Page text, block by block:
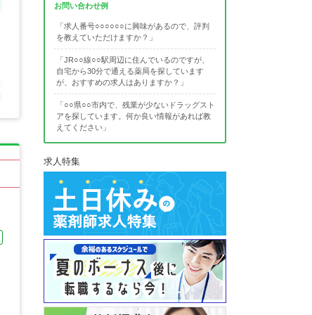
お問い合わせ例
「求人番号○○○○○○に興味があるので、評判
を教えていただけますか？」
「JR○○線○○駅周辺に住んでいるのですが、
自宅から30分で通える薬局を探しています
が、おすすめの求人はありますか？」
「○○県○○市内で、残業が少ないドラッグスト
アを探しています。何か良い情報があれば教
えてください」
求人特集